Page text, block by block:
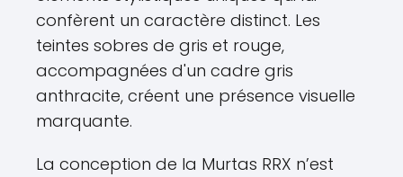
confèrent un caractère distinct. Les
teintes sobres de gris et rouge,
accompagnées d'un cadre gris
anthracite, créent une présence visuelle
marquante.
La conception de la Murtas RRX n’est